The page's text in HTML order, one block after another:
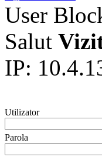
User
Salut
IP:
Utilizator
Parola